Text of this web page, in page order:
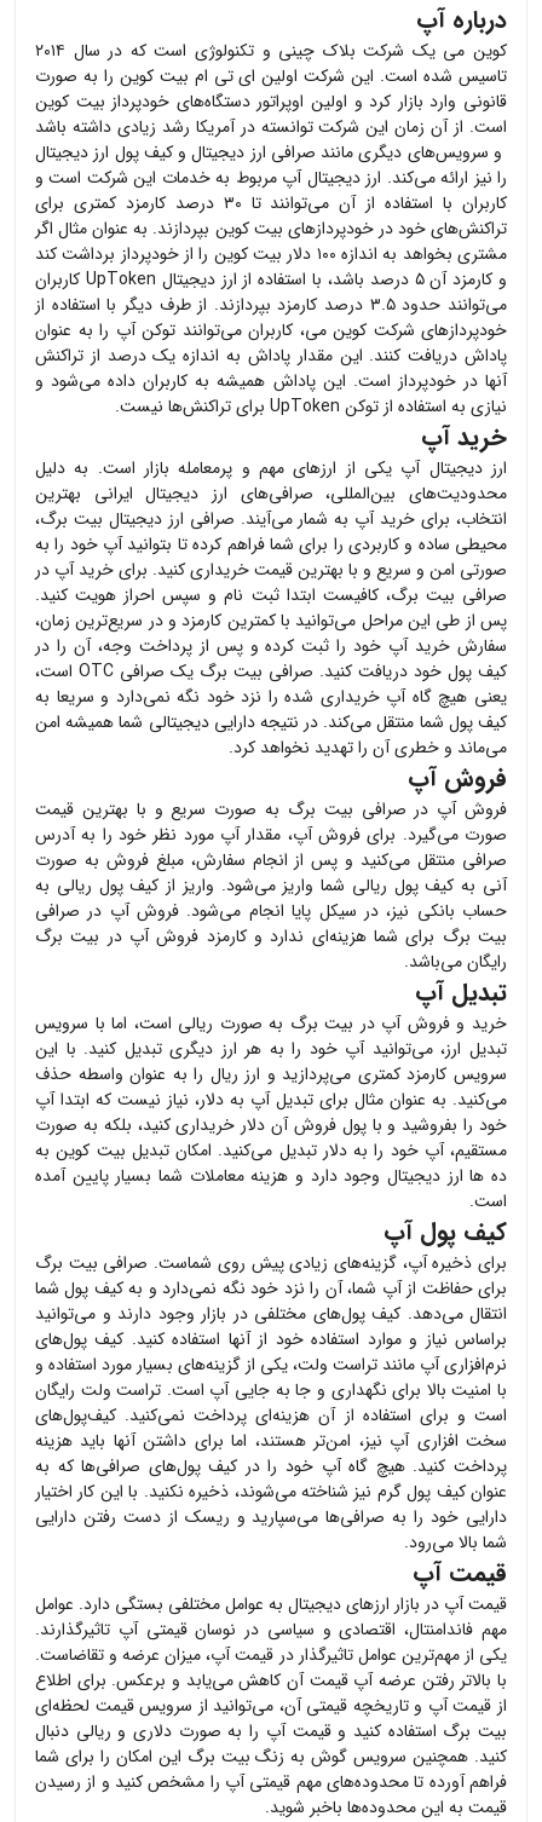
درباره آپ
کوین می یک شرکت بلاک چینی و تکنولوژی است که در سال ۲۰۱۴
تاسیس شده است. این شرکت اولین ای تی ام بیت کوین را به صورت
قانونی وارد بازار کرد و اولین اوپراتور دستگاه‌های خودپرداز بیت کوین
است. از آن زمان این شرکت توانسته در آمریکا رشد زیادی داشته باشد
و سرویس‌های دیگری مانند صرافی ارز دیجیتال و کیف پول ارز دیجیتال
را نیز ارائه می‌کند. ارز دیجیتال آپ مربوط به خدمات این شرکت است و
کاربران با استفاده از آن می‌توانند تا ۳۰ درصد کارمزد کمتری برای
تراکنش‌های خود در خودپرداز‌های بیت کوین بپردازند. به عنوان مثال اگر
مشتری بخواهد به اندازه ۱۰۰ دلار بیت کوین را از خودپرداز برداشت کند
و کارمزد آن ۵ درصد باشد، با استفاده از ارز دیجیتال
UpToken کاربران
می‌توانند حدود ۳.۵ درصد کارمزد بپردازند. از طرف دیگر با استفاده از
خودپردازهای شرکت کوین می، کاربران می‌توانند توکن آپ را به عنوان
پاداش دریافت کنند. این مقدار پاداش به اندازه یک درصد از تراکنش
آنها در خودپرداز است. این پاداش همیشه به کاربران داده می‌شود و
نیازی به استفاده از توکن UpToken برای تراکنش‌ها نیست.
خرید آپ
ارز دیجیتالآپ یکی از ارزهای مهم و پرمعامله بازار است. به دلیل
محدودیت‌های بین‌المللی، صرافی‌های ارز دیجیتال ایرانی بهترین
انتخاب، برای خریدآپ به شمار می‌آیند. صرافی ارز دیجیتال بیت برگ،
محیطی ساده و کاربردی را برای شما فراهم کرده تا بتوانیدآپ خود را به
صورتی امن و سریع و با بهترین قیمت خریداری کنید. برای خریدآپ در
صرافی بیت برگ، کافیست ابتدا ثبت نام و سپس احراز هویت کنید.
پس از طی این مراحل می‌توانید با کمترین کارمزد و در سریع‌ترین زمان،
سفارش خرید آپ خود را ثبت کرده و پس از پرداخت وجه، آن را در
کیف پول خود دریافت کنید. صرافی بیت برگ یک صرافی OTC است،
یعنی هیچ گاهآپ خریداری شده را نزد خود نگه نمی‌دارد و سریعا به
کیف پول شما منتقل می‌کند. در نتیجه دارایی دیجیتالی شما همیشه امن
می‌ماند و خطری آن را تهدید نخواهد کرد.
فروش آپ
فروشآپ در صرافی بیت برگ به صورت سریع و با بهترین قیمت
صورت می‌گیرد. برای فروشآپ، مقدارآپ مورد نظر خود را به آدرس
صرافی منتقل می‌کنید و پس از انجام سفارش، مبلغ فروش به صورت
آنی به کیف پول ریالی شما واریز می‌شود. واریز از کیف پول ریالی به
حساب بانکی نیز، در سیکل پایا انجام می‌شود. فروشآپ در صرافی
بیت برگ برای شما هزینه‌ای ندارد و کارمزد فروشآپ در بیت برگ
رایگان می‌باشد.
تبدیل آپ
خرید و فروشآپ در بیت برگ به صورت ریالی است، اما با سرویس
تبدیل ارز، می‌توانیدآپ خود را به هر ارز دیگری تبدیل کنید. با این
سرویس کارمزد کمتری می‌پردازید و ارز ریال را به عنوان واسطه حذف
می‌کنید. به عنوان مثال برای تبدیلآپ به دلار، نیاز نیست که ابتداآپ
خود را بفروشید و با پول فروش آن دلار خریداری کنید، بلکه به صورت
مستقیم،آپ خود را به دلار تبدیل می‌کنید. امکان تبدیل بیت کوین به
ده ها ارز دیجیتال وجود دارد و هزینه معاملات شما بسیار پایین آمده
است.
کیف پول آپ
برای ذخیرهآپ، گزینه‌های زیادی پیش روی شماست. صرافی بیت برگ
برای حفاظت ازآپ شما، آن را نزد خود نگه نمی‌دارد و به کیف پول شما
انتقال می‌دهد. کیف پول‌های مختلفی در بازار وجود دارند و می‌توانید
براساس نیاز و موارد استفاده خود از آنها استفاده کنید. کیف پول‌های
نرم‌افزاریآپ مانند تراست ولت، یکی از گزینه‌های بسیار مورد استفاده و
با امنیت بالا برای نگهداری و جا به جاییآپ است. تراست ولت رایگان
است و برای استفاده از آن هزینه‌ای پرداخت نمی‌کنید. کیف‌پول‌های
سخت افزاریآپ نیز، امن‌تر هستند، اما برای داشتن آنها باید هزینه
پرداخت کنید. هیچ گاهآپ خود را در کیف پول‌های صرافی‌ها که به
عنوان کیف پول گرم نیز شناخته می‌شوند، ذخیره نکنید. با این کار اختیار
دارایی خود را به صرافی‌ها می‌سپارید و ریسک از دست رفتن دارایی
شما بالا می‌رود.
قیمت آپ
قیمتآپ در بازار ارزهای دیجیتال به عوامل مختلفی بستگی دارد. عوامل
مهم فاندامنتال، اقتصادی و سیاسی در نوسان قیمتیآپ تاثیرگذارند.
یکی از مهم‌ترین عوامل تاثیرگذار در قیمتآپ، میزان عرضه و تقاضاست.
با بالاتر رفتن عرضهآپ قیمت آن کاهش می‌یابد و برعکس. برای اطلاع
از قیمتآپ و تاریخچه قیمتی آن، می‌توانید از سرویس قیمت لحظه‌ای
بیت برگ استفاده کنید و قیمتآپ را به صورت دلاری و ریالی دنبال
کنید. همچنین سرویس گوش به زنگ بیت برگ این امکان را برای شما
فراهم آورده تا محدوده‌های مهم قیمتیآپ را مشخص کنید و از رسیدن
قیمت به این محدوده‌ها باخبر شوید.